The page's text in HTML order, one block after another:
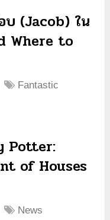
บ (Jacob) ใน
Where to
Fantastic
Potter:
of Houses
News